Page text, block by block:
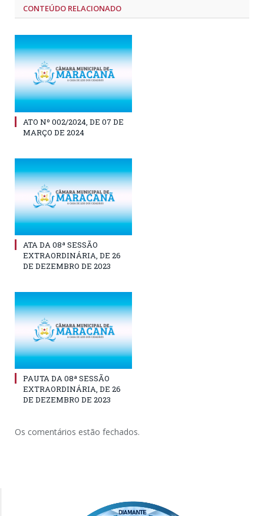
CONTEÚDO RELACIONADO
ATO Nº 002/2024, DE 07 DE
MARÇO DE 2024
ATA DA 08ª SESSÃO
EXTRAORDINÁRIA, DE 26
DE DEZEMBRO DE 2023
PAUTA DA 08ª SESSÃO
EXTRAORDINÁRIA, DE 26
DE DEZEMBRO DE 2023
Os comentários estão fechados.